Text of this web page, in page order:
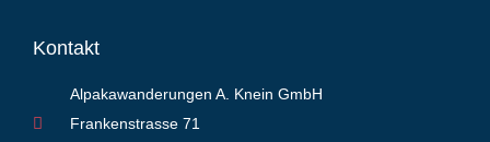
Kontakt
Alpakawanderungen A. Knein GmbH
Frankenstrasse 71